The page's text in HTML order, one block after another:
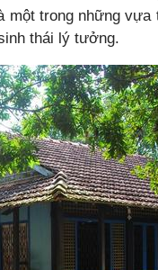
trong những
thái lý tưởng.